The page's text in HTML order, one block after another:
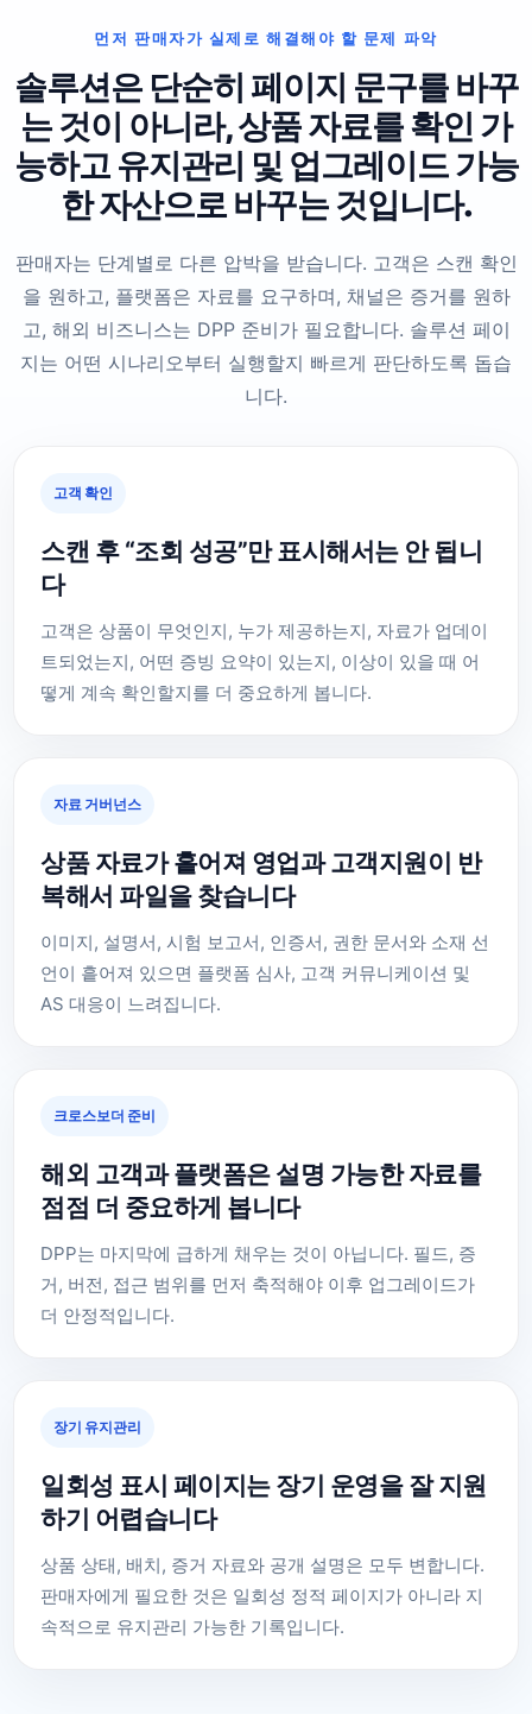
먼저 판매자가 실제로 해결해야 할 문제 파악
솔루션은 단순히 페이지 문구를 바꾸
는 것이 아니라, 상품 자료를 확인 가
능하고 유지관리 및 업그레이드 가능
한 자산으로 바꾸는 것입니다.
판매자는 단계별로 다른 압박을 받습니다. 고객은 스캔 확인
을 원하고, 플랫폼은 자료를 요구하며, 채널은 증거를 원하
고, 해외 비즈니스는 DPP 준비가 필요합니다. 솔루션 페이
지는 어떤 시나리오부터 실행할지 빠르게 판단하도록 돕습
니다.
고객 확인
스캔 후 “조회 성공”만 표시해서는 안 됩니
다
고객은 상품이 무엇인지, 누가 제공하는지, 자료가 업데이
트되었는지, 어떤 증빙 요약이 있는지, 이상이 있을 때 어
떻게 계속 확인할지를 더 중요하게 봅니다.
자료 거버넌스
상품 자료가 흩어져 영업과 고객지원이 반
복해서 파일을 찾습니다
이미지, 설명서, 시험 보고서, 인증서, 권한 문서와 소재 선
언이 흩어져 있으면 플랫폼 심사, 고객 커뮤니케이션 및
AS 대응이 느려집니다.
크로스보더 준비
해외 고객과 플랫폼은 설명 가능한 자료를
점점 더 중요하게 봅니다
DPP는 마지막에 급하게 채우는 것이 아닙니다. 필드, 증
거, 버전, 접근 범위를 먼저 축적해야 이후 업그레이드가
더 안정적입니다.
장기 유지관리
일회성 표시 페이지는 장기 운영을 잘 지원
하기 어렵습니다
상품 상태, 배치, 증거 자료와 공개 설명은 모두 변합니다.
판매자에게 필요한 것은 일회성 정적 페이지가 아니라 지
속적으로 유지관리 가능한 기록입니다.